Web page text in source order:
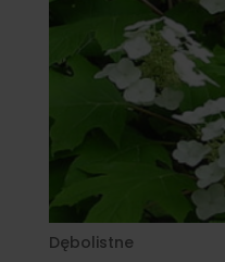
Dębolistne